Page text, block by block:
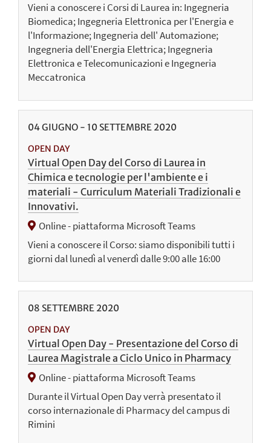
Vieni a conoscere i Corsi di Laurea in: Ingegneria
Biomedica; Ingegneria Elettronica per l'Energia e
l'Informazione; Ingegneria dell' Automazione;
Ingegneria dell'Energia Elettrica; Ingegneria
Elettronica e Telecomunicazioni e Ingegneria
Meccatronica
04GIUGNO - 10 SETTEMBRE 2020
OPEN DAY
Virtual Open Day del Corso di Laurea in
Chimica e tecnologie per l'ambiente e i
materiali - Curriculum Materiali Tradizionali e
Innovativi.
Online - piattaforma Microsoft Teams
Vieni a conoscere il Corso: siamo disponibili tutti i
giorni dal lunedì al venerdì dalle 9:00 alle 16:00
08 SETTEMBRE 2020
OPEN DAY
Virtual Open Day - Presentazione del Corso di
Laurea Magistrale a Ciclo Unico in Pharmacy
Online - piattaforma Microsoft Teams
Durante il Virtual Open Day verrà presentato il
corso internazionale di Pharmacy del campus di
Rimini